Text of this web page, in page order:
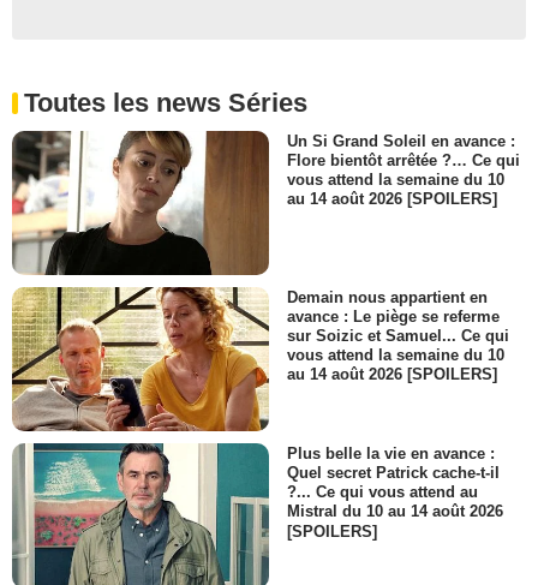
Toutes les news Séries
Un Si Grand Soleil en avance :
Flore bientôt arrêtée ?… Ce qui
vous attend la semaine du 10
au 14 août 2026 [SPOILERS]
Demain nous appartient en
avance : Le piège se referme
sur Soizic et Samuel... Ce qui
vous attend la semaine du 10
au 14 août 2026 [SPOILERS]
Plus belle la vie en avance :
Quel secret Patrick cache-t-il
?... Ce qui vous attend au
Mistral du 10 au 14 août 2026
[SPOILERS]